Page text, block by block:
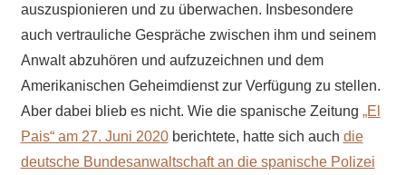
auszuspionieren und zu überwachen. Insbesondere
auch vertrauliche Gespräche zwischen ihm und seinem
Anwalt abzuhören und aufzuzeichnen und dem
Amerikanischen Geheimdienst zur Verfügung zu stellen.
Aber dabei blieb es nicht. Wie die spanische Zeitung „El
Pais“ am 27. Juni 2020berichtete, hatte sich auch die
deutsche Bundesanwaltschaft an die spanische Polizei